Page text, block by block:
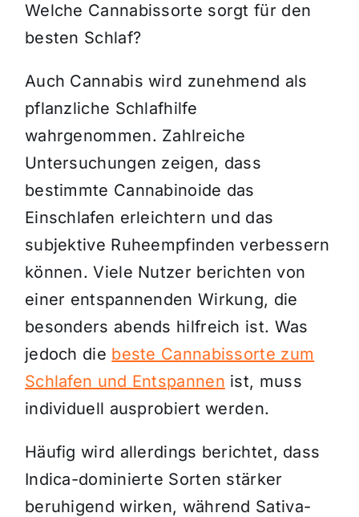
Welche Cannabissorte sorgt für den
besten Schlaf?
Auch Cannabis wird zunehmend als
pflanzliche Schlafhilfe
wahrgenommen. Zahlreiche
Untersuchungen zeigen, dass
bestimmte Cannabinoide das
Einschlafen erleichtern und das
subjektive Ruheempfinden verbessern
können. Viele Nutzer berichten von
einer entspannenden Wirkung, die
besonders abends hilfreich ist. Was
jedoch die beste Cannabissorte zum
Schlafen und Entspannen ist, muss
individuell ausprobiert werden.
Häufig wird allerdings berichtet, dass
Indica-dominierte Sorten stärker
beruhigend wirken, während Sativa-